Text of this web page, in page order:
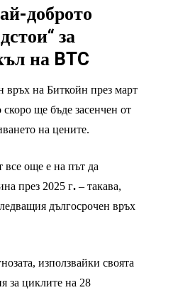
доброто
за
на BTC
връх на Биткойн през март
ще бъде засенчен от
на цените.
все още е на път да
през 2025 г. – такава,
дългосрочен връх
използвайки своята
за циклите на 28